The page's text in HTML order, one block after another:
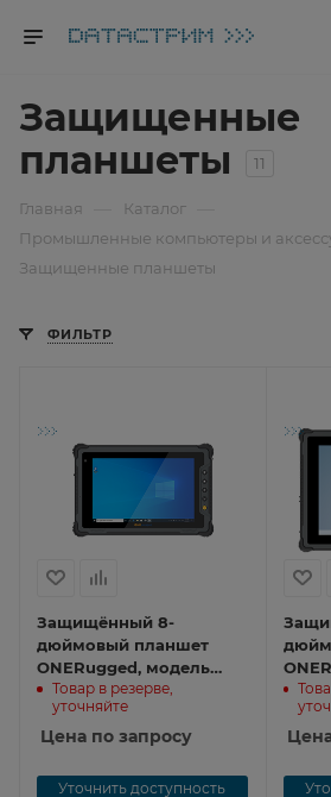
Защищенные
планшеты
11
Главная Каталог
Промышленные компьютеры и
Защищенные планшеты
ФИЛЬТР
Защищённый 8-
дюймовый планшет
ONERugged, модель
M80J M80J
Товар в резерве,
уточняйте
Цена по запросу
Уточнить доступность
M20J